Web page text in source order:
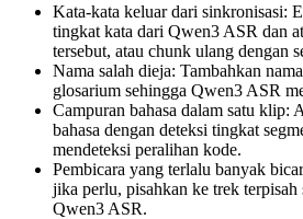
Kata-kata keluar dari sinkronisasi:
tingkat kata dari Qwen3 ASR dan
tersebut, atau chunk ulang dengan
Nama salah dieja: Tambahkan
glosarium sehingga Qwen3 ASR
Campuran bahasa dalam satu klip:
bahasa dengan deteksi tingkat
mendeteksi peralihan kode.
Pembicara yang terlalu banyak
jika perlu, pisahkan ke trek terpisah
Qwen3 ASR.